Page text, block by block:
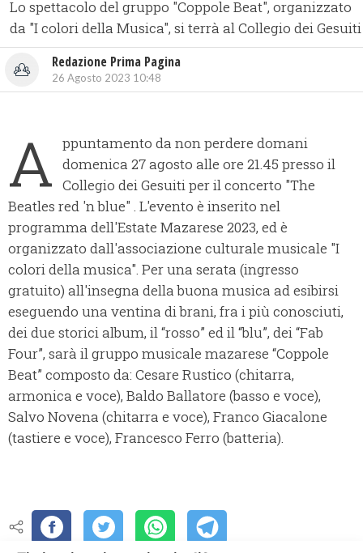
Lo spettacolo del gruppo "Coppole Beat", organizzato
da "I colori della Musica", si terrà al Collegio dei Gesuiti
Redazione Prima Pagina
26 Agosto 2023 10:48
A ppuntamento da non perdere domani
domenica 27 agosto alle ore 21.45 presso il
Collegio dei Gesuiti per il concerto "The
Beatles red 'n blue" . L'evento è inserito nel
programma dell'Estate Mazarese 2023, ed è
organizzato dall'associazione culturale musicale "I
colori della musica". Per una serata (ingresso
gratuito) all'insegna della buona musica ad esibirsi
eseguendo una ventina di brani, fra i più conosciuti,
dei due storici album, il “rosso” ed il “blu”, dei “Fab
Four”, sarà il gruppo musicale mazarese “Coppole
Beat” composto da: Cesare Rustico (chitarra,
armonica e voce), Baldo Ballatore (basso e voce),
Salvo Novena (chitarra e voce), Franco Giacalone
(tastiere e voce), Francesco Ferro (batteria).